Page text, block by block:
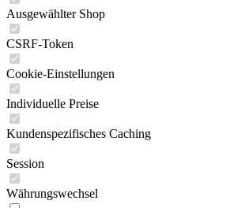
Ausgewählter Shop
CSRF-Token
Cookie-Einstellungen
Individuelle Preise
Kundenspezifisches Caching
Session
Währungswechsel